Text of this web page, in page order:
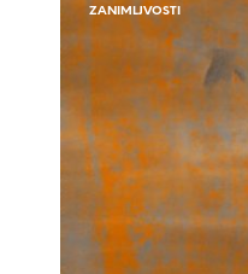
ZANIMLJVOSTI